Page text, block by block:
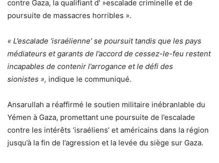
contre Gaza, la qualifiant d' »escalade criminelle et de
poursuite de massacres horribles ».
« L’escalade ‘israélienne’ se poursuit tandis que les pays
médiateurs et garants de l’accord de cessez-le-feu restent
incapables de contenir l’arrogance et le défi des
sionistes », indique le communiqué.
Ansarullah a réaffirmé le soutien militaire inébranlable du
Yémen à Gaza, promettant une poursuite de l’escalade
contre les intérêts ‘israéliens’ et américains dans la région
jusqu’à la fin de l’agression et la levée du siège sur Gaza.